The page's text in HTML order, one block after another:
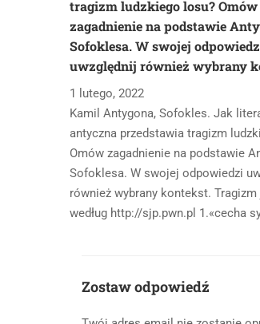
tragizm ludzkiego losu? Omów
zagadnienie na podstawie
Sofoklesa. W swojej
uwzględnij również wybrany
1 lutego, 2022
Kamil Antygona, Sofokles. Jak
antyczna przedstawia tragizm
Omów zagadnienie na podstawie
Sofoklesa. W swojej odpowiedzi
również wybrany kontekst.
według http://sjp.pwn.pl 1.«cecha
Zostaw odpowiedź